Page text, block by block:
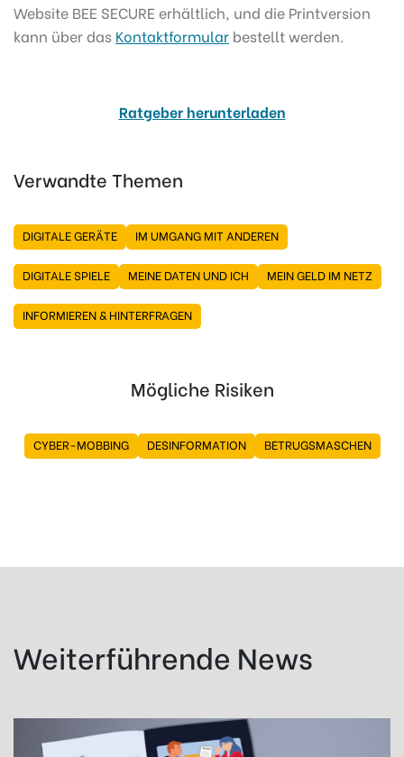
Website BEE SECURE erhältlich, und die Printversion
kann über das Kontaktformular bestellt werden.
Ratgeber herunterladen
Verwandte Themen
DIGITALE GERÄTE IM UMGANG MIT ANDEREN
DIGITALE SPIELE MEINE DATEN UND ICH MEIN GELD IM NETZ
INFORMIEREN & HINTERFRAGEN
Mögliche Risiken
CYBER-MOBBING DESINFORMATION BETRUGSMASCHEN
Weiterführende News